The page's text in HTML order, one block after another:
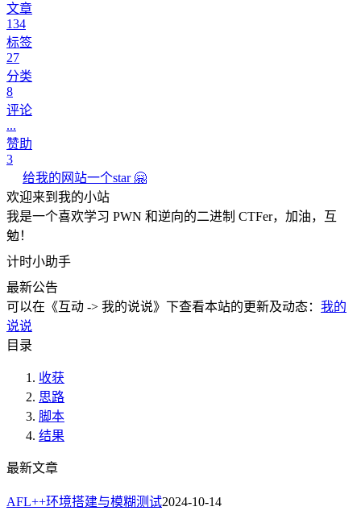
文章
134
标签
27
分类
8
评论
...
赞助
3
给我的网站一个star 🤗
欢迎来到我的小站
我是一个喜欢学习 PWN 和逆向的二进制 CTFer，加油，互
勉！
计时小助手
最新公告
可以在《互动 -> 我的说说》下查看本站的更新及动态： 我的
说说
目录
收获
思路
脚本
结果
最新文章
AFL++环境搭建与模糊测试2024-10-14